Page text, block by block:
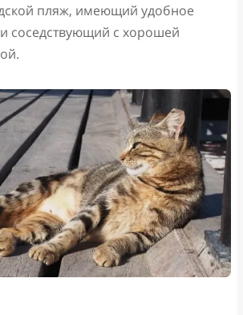
пляж, имеющий удобное
соседствующий с хорошей